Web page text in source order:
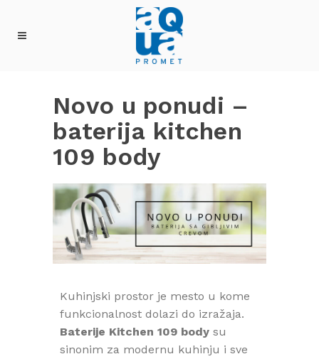
Novo u ponudi –
baterija kitchen
109 body
Kuhinjski prostor je mesto u kome
funkcionalnost dolazi do izražaja.
Baterije Kitchen 109 body su
sinonim za modernu kuhinju i sve